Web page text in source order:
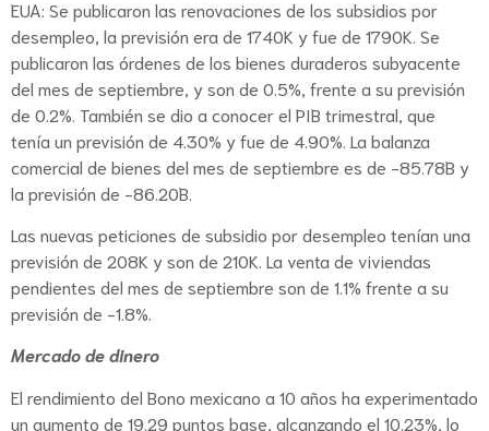
EUA: Se publicaron las renovaciones de los subsidios por
desempleo, la previsión era de 1740K y fue de 1790K. Se
publicaron las órdenes de los bienes duraderos subyacente
del mes de septiembre, y son de 0.5%, frente a su previsión
de 0.2%. También se dio a conocer el PIB trimestral, que
tenía un previsión de 4.30% y fue de 4.90%. La balanza
comercial de bienes del mes de septiembre es de -85.78B y
la previsión de -86.20B.
Las nuevas peticiones de subsidio por desempleo tenían una
previsión de 208K y son de 210K. La venta de viviendas
pendientes del mes de septiembre son de 1.1% frente a su
previsión de -1.8%.
Mercado de dinero
El rendimiento del Bono mexicano a 10 años ha experimentado
un aumento de 19.29 puntos base, alcanzando el 10.23%, lo